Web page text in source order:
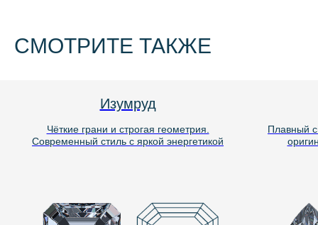
СМОТРИТЕ ТАКЖЕ
Груша
Плавный силуэт и идеальный баланс
оригинальности и изящества
Чёткие